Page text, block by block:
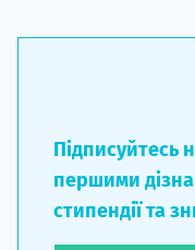
Підписуйтесь
першими
стипендії та